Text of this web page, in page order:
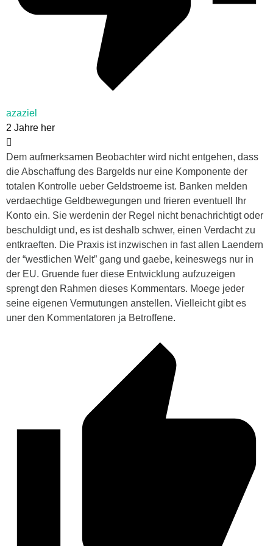
azaziel
2 Jahre her
Dem aufmerksamen Beobachter wird nicht entgehen, dass
die Abschaffung des Bargelds nur eine Komponente der
totalen Kontrolle ueber Geldstroeme ist. Banken melden
verdaechtige Geldbewegungen und frieren eventuell Ihr
Konto ein. Sie werdenin der Regel nicht benachrichtigt oder
beschuldigt und, es ist deshalb schwer, einen Verdacht zu
entkraeften. Die Praxis ist inzwischen in fast allen Laendern
der “westlichen Welt” gang und gaebe, keineswegs nur in
der EU. Gruende fuer diese Entwicklung aufzuzeigen
sprengt den Rahmen dieses Kommentars. Moege jeder
seine eigenen Vermutungen anstellen. Vielleicht gibt es
uner den Kommentatoren ja Betroffene.